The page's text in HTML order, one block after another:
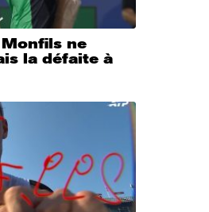
ne
la défaite à